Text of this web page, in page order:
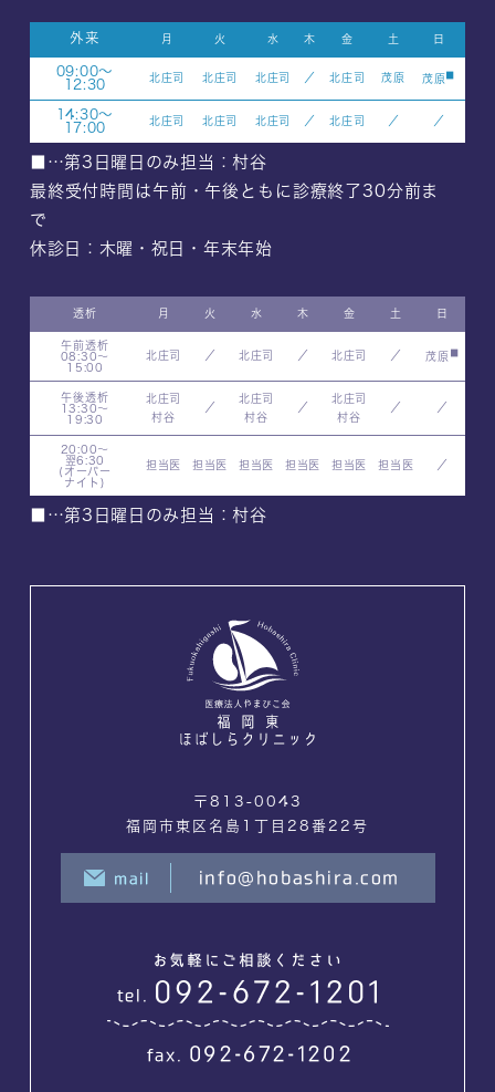
外来 月 火 水 木 金 土 日
09:00～
12:30
北庄司 北庄司 北庄司 ／ 北庄司 茂原 茂原
14:30～
17:00
北庄司 北庄司 北庄司 ／ 北庄司 ／ ／
■…第3日曜日のみ担当：村谷
最終受付時間は午前・午後ともに診療終了30分前ま
で
休診日：木曜・祝日・年末年始
透析 月 火 水 木 金 土 日
午前透析
08:30～
15:00
北庄司 ／ 北庄司 ／ 北庄司 ／ 茂原
午後透析
13:30～
19:30
北庄司
村谷
／
北庄司
村谷
／
北庄司
村谷
／ ／
20:00～
翌6:30
(オーバー
ナイト)
担当医 担当医 担当医 担当医 担当医 担当医 ／
■…第3日曜日のみ担当：村谷
〒813-0043
福岡市東区名島1丁目28番22号